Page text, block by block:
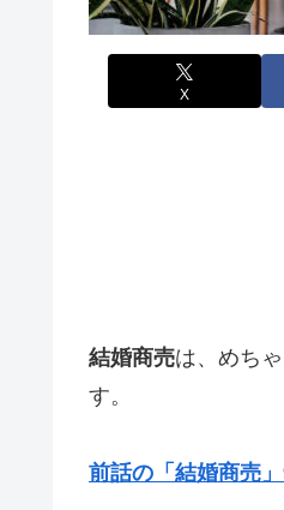
X
結婚商売は、めち
す。
前話の「結婚商売